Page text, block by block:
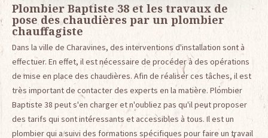
Plombier Baptiste 38 et les travaux de
pose des chaudières par un plombier
chauffagiste
Dans la ville de Charavines, des interventions d'installation sont à
effectuer. En effet, il est nécessaire de procéder à des opérations
de mise en place des chaudières. Afin de réaliser ces tâches, il est
très important de contacter des experts en la matière. Plombier
Baptiste 38 peut s'en charger et n'oubliez pas qu'il peut proposer
des tarifs qui sont intéressants et accessibles à tous. Il est un
plombier qui a suivi des formations spécifiques pour faire un travail